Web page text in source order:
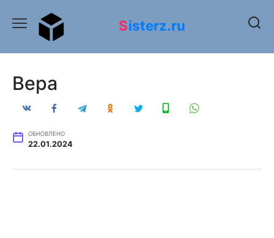
содержанию
Sisterz.ru
Вера
ОБНОВЛЕНО
22.01.2024